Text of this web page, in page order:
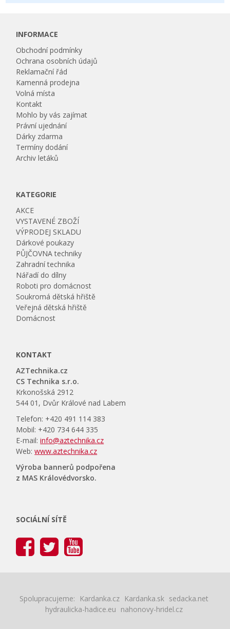
INFORMACE
Obchodní podmínky
Ochrana osobních údajů
Reklamační řád
Kamenná prodejna
Volná místa
Kontakt
Mohlo by vás zajímat
Právní ujednání
Dárky zdarma
Termíny dodání
Archiv letáků
KATEGORIE
AKCE
VYSTAVENÉ ZBOŽÍ
VÝPRODEJ SKLADU
Dárkové poukazy
PŮJČOVNA techniky
Zahradní technika
Nářadí do dílny
Roboti pro domácnost
Soukromá dětská hřiště
Veřejná dětská hřiště
Domácnost
KONTAKT
AZTechnika.cz
CS Technika s.r.o.
Krkonošská 2912
544 01, Dvůr Králové nad Labem
Telefon: +420 491 114 383
Mobil: +420 734 644 335
E-mail:info@aztechnika.cz
Web:www.aztechnika.cz
Výroba bannerů podpořena
z MAS Královédvorsko.
SOCIÁLNÍ SÍTĚ
Spolupracujeme: Kardanka.cz Kardanka.sk sedacka.net
hydraulicka-hadice.eu nahonovy-hridel.cz